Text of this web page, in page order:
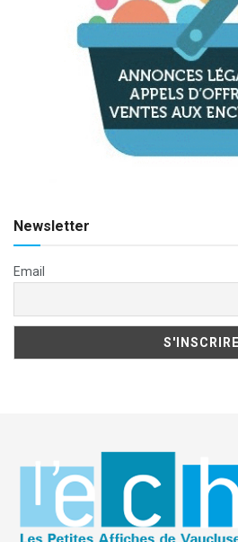
Newsletter
Email